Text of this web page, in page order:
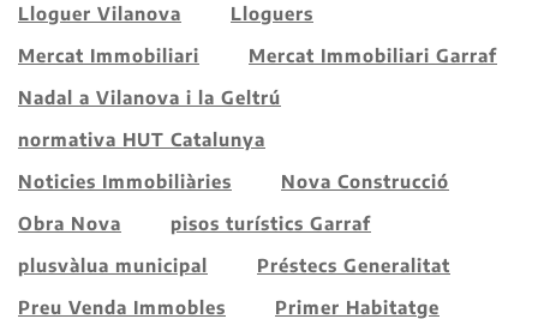
Lloguer Vilanova
Lloguers
Mercat Immobiliari
Mercat Immobiliari Garraf
Nadal a Vilanova i la Geltrú
normativa HUT Catalunya
Noticies Immobiliàries
Nova Construcció
Obra Nova
pisos turístics Garraf
plusvàlua municipal
Préstecs Generalitat
Preu Venda Immobles
Primer Habitatge